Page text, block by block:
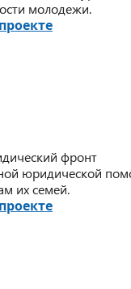
молодежи.
фронт
юридической
их семей.